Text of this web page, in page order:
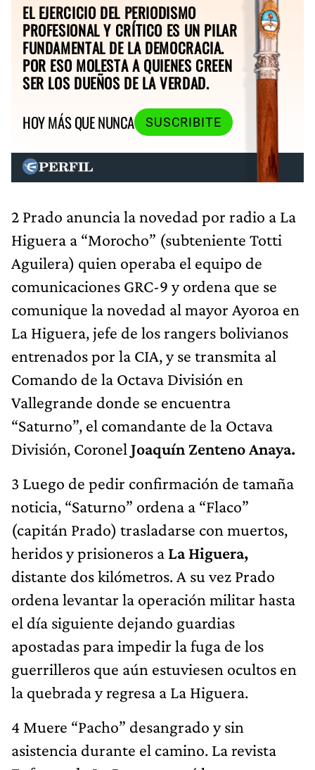
EL EJERCICIO DEL PERIODISMO
PROFESIONAL Y CRÍTICO ES UN PILAR
FUNDAMENTAL DE LA DEMOCRACIA.
POR ESO MOLESTA A QUIENES CREEN
SER LOS DUEÑOS DE LA VERDAD.
HOY MÁS QUE NUNCA
SUSCRIBITE
2 Prado anuncia la novedad por radio a La
Higuera a “Morocho” (subteniente Totti
Aguilera) quien operaba el equipo de
comunicaciones GRC-9 y ordena que se
comunique la novedad al mayor Ayoroa en
La Higuera, jefe de los rangers bolivianos
entrenados por la CIA, y se transmita al
Comando de la Octava División en
Vallegrande donde se encuentra
“Saturno”, el comandante de la Octava
División, Coronel Joaquín Zenteno Anaya.
3 Luego de pedir confirmación de tamaña
noticia, “Saturno” ordena a “Flaco”
(capitán Prado) trasladarse con muertos,
heridos y prisioneros a La Higuera,
distante dos kilómetros. A su vez Prado
ordena levantar la operación militar hasta
el día siguiente dejando guardias
apostadas para impedir la fuga de los
guerrilleros que aún estuviesen ocultos en
la quebrada y regresa a La Higuera.
4 Muere “Pacho” desangrado y sin
asistencia durante el camino. La revista